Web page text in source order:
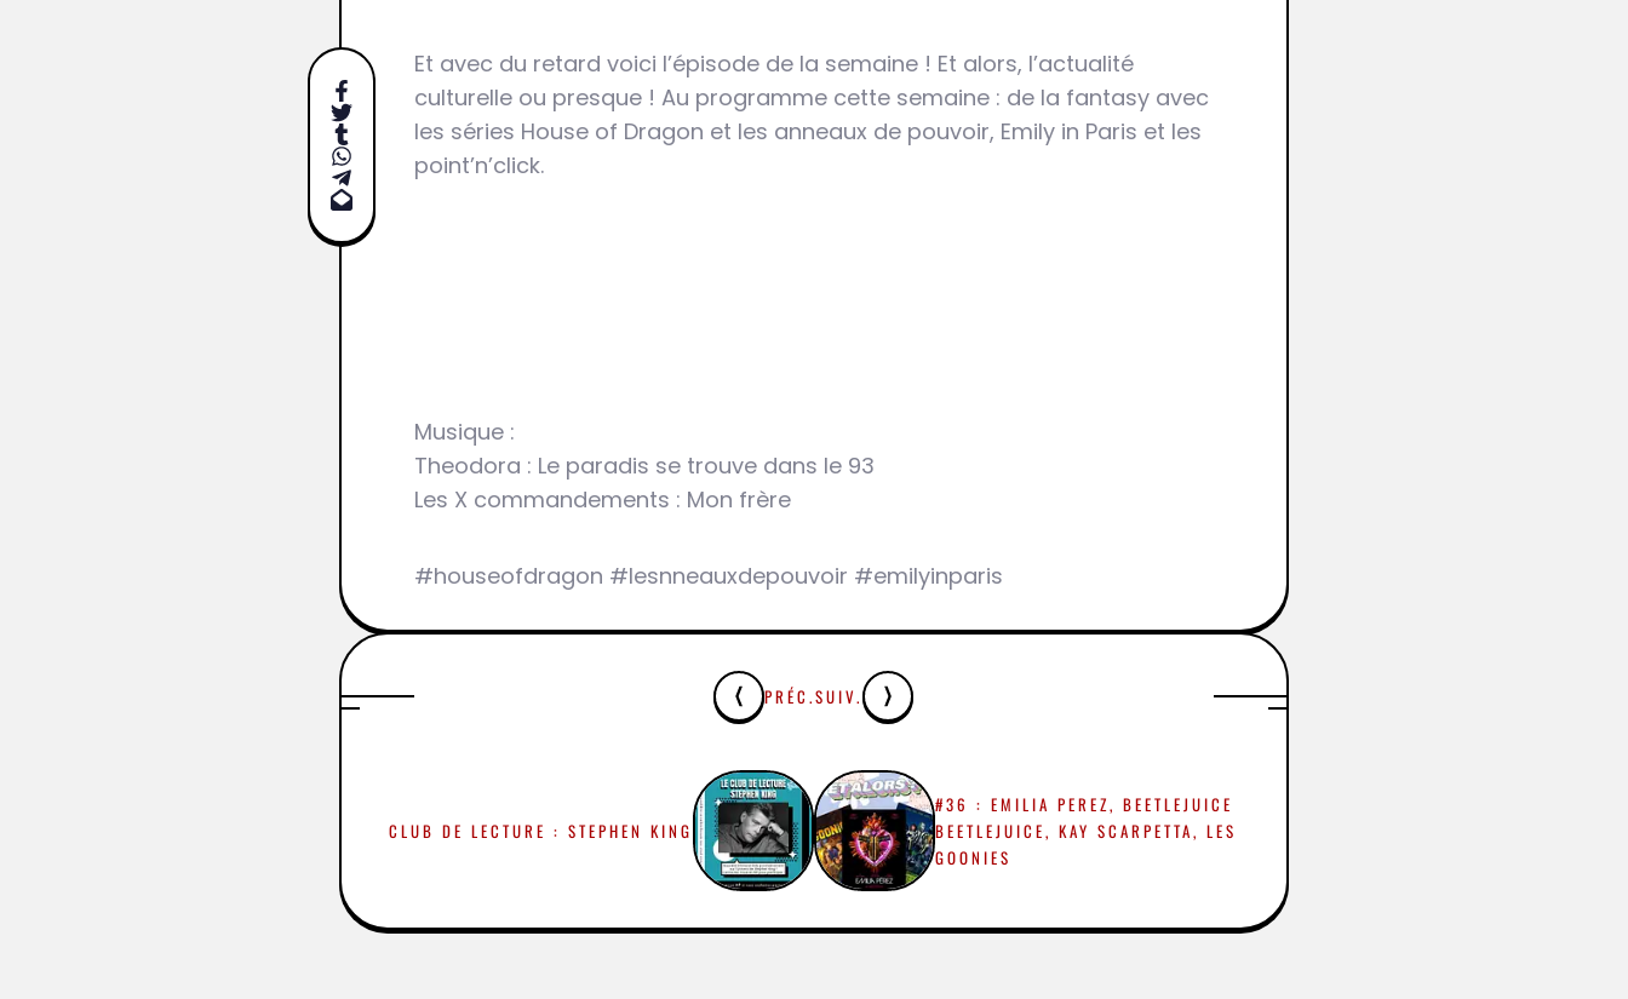
Et avec du retard voici l’épisode de la semaine ! Et alors, l’actualité
culturelle ou presque ! Au programme cette semaine : de la fantasy avec
les séries House of Dragon et les anneaux de pouvoir, Emily in Paris et les
point’n’click.
Musique :
Theodora : Le paradis se trouve dans le 93
Les X commandements : Mon frère
#houseofdragon #lesnneauxdepouvoir #emilyinparis
PRÉC.SUIV.
CLUB DE LECTURE : STEPHEN KING
#36 : EMILIA PEREZ, BEETLEJUICE
BEETLEJUICE, KAY SCARPETTA, LES
GOONIES